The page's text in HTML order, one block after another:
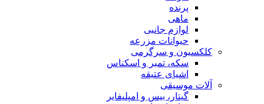
پرنده
ماهی
لوازم جانبی
حیوانات مزرعه
کلکسیون و سرگرمی
سکه، تمبر و اسکناس
اشیای عتیقه
آلات موسیقی
گیتار، بیس و امپلیفایر